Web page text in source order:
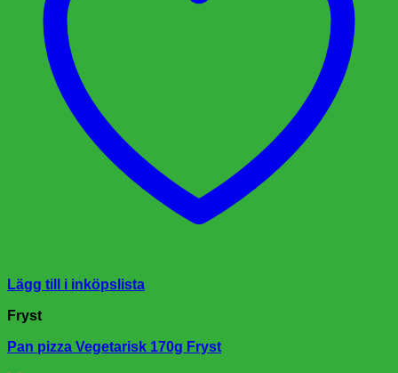
Lägg till i inköpslista
Fryst
Pan pizza Vegetarisk 170g Fryst